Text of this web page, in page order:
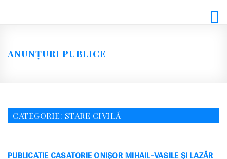
ANUNȚURI PUBLICE
CATEGORIE: STARE CIVILĂ
PUBLICATIE CASATORIE ONIŞOR MIHAIL-VASILE ŞI LAZĂR